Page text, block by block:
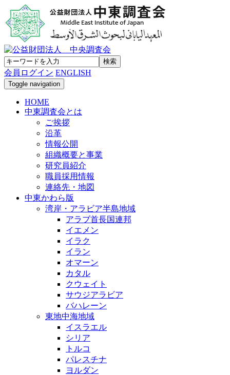
会員ログイン ENGLISH
Toggle navigation
HOME
中東調査会とは
ご挨拶
沿革
情報公開
組織概要と事業
研究員紹介
職員採用情報
連絡先・地図
中東かわら版
湾岸・アラビア半島地域
アラブ首長国連邦
イエメン
イラク
イラン
オマーン
カタル
クウェイト
サウジアラビア
バハレーン
東地中海地域
イスラエル
シリア
トルコ
パレスチナ
ヨルダン